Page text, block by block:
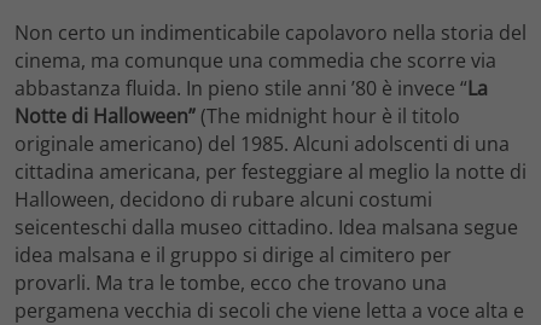
Non certo un indimenticabile capolavoro nella storia del
cinema, ma comunque una commedia che scorre via
abbastanza fluida. In pieno stile anni ’80 è invece “La
Notte di Halloween”(The midnight hour è il titolo
originale americano) del 1985. Alcuni adolscenti di una
cittadina americana, per festeggiare al meglio la notte di
Halloween, decidono di rubare alcuni costumi
seicenteschi dalla museo cittadino. Idea malsana segue
idea malsana e il gruppo si dirige al cimitero per
provarli. Ma tra le tombe, ecco che trovano una
pergamena vecchia di secoli che viene letta a voce alta e